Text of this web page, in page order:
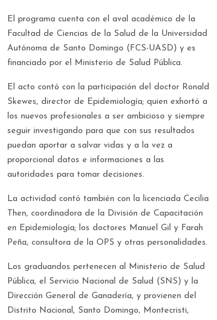
El programa cuenta con el aval académico de la
Facultad de Ciencias de la Salud de la Universidad
Autónoma de Santo Domingo (FCS-UASD) y es
financiado por el Ministerio de Salud Pública.
El acto contó con la participación del doctor Ronald
Skewes, director de Epidemiología; quien exhortó a
los nuevos profesionales a ser ambicioso y siempre
seguir investigando para que con sus resultados
puedan aportar a salvar vidas y a la vez a
proporcional datos e informaciones a las
autoridades para tomar decisiones.
La actividad contó también con la licenciada Cecilia
Then, coordinadora de la División de Capacitación
en Epidemiología; los doctores Manuel Gil y Farah
Peña, consultora de la OPS y otras personalidades.
Los graduandos pertenecen al Ministerio de Salud
Pública, el Servicio Nacional de Salud (SNS) y la
Dirección General de Ganadería, y provienen del
Distrito Nacional, Santo Domingo, Montecristi,